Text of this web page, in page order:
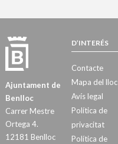
Ajuntament de
Benlloc
Carrer Mestre
Ortega 4.
12181 Benlloc
D’INTERÉS
Contacte
Mapa del lloc
Avís legal
Política de
privacitat
Política de